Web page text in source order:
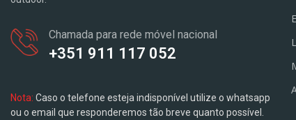
Chamada para rede móvel nacional
+351 911 117 052
Nota: Caso o telefone esteja indisponível utilize o whatsapp
ou o email que responderemos tão breve quanto possível.